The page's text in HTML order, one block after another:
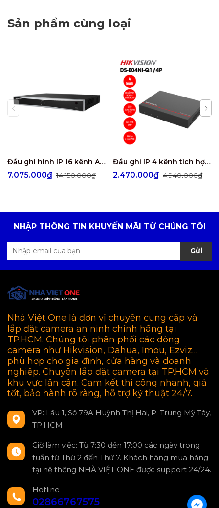
Sản phẩm cùng loại
Đầu ghi hình IP 16 kênh AcuSense HIKVISION DS-7616NXI-K2
7.075.000₫14.150.000₫
Đầu ghi IP 4 kênh tích hợp ổ cứng SSD Hikvision DS-E04NI-Q1/4P
2.470.000₫ 4.940.000₫
NHẬP THÔNG TIN KHUYẾN MÃI TỪ CHÚNG TÔI
Gửi
Nhà Việt One là đơn vị chuyên cung cấp và
lắp đặt camera an ninh chính hãng tại
TP.HCM. Chúng tôi phân phối các dòng
camera như Hikvision, Dahua, Imou, Ezviz…
phù hợp cho gia đình, cửa hàng và doanh
nghiệp. Chuyên lắp đặt camera tại TP.HCM và
khu vực lân cận. Cam kết thi công nhanh, giá
tốt, bảo hành rõ ràng, hỗ trợ kỹ thuật 24/7.
VP: Lầu 1, Số 79A Huỳnh Thị Hai, P. Trung Mỹ Tây,
TP.HCM
Giờ làm việc: Từ 7:30 đến 17:00 các ngày trong
tuần từ Thứ 2 đến Thứ 7. Khách hàng mua hàng
tại hệ thống NHÀ VIỆT ONE được support 24/24.
Hotline
02866767575